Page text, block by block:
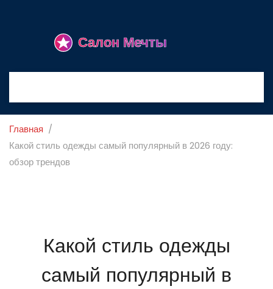
Главная
Какой стиль одежды самый популярный в 2026 году:
обзор трендов
Какой стиль одежды
самый популярный в